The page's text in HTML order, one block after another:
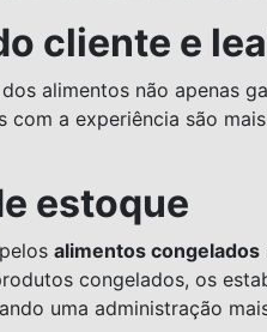
cliente e
alimentos não apenas
a experiência são
estoque
alimentos congelados
congelados, os
uma administração